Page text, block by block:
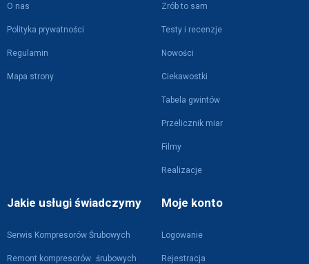
O nas
Polityka prywatności
Regulamin
Mapa strony
Zrób to sam
Testy i recenzje
Nowości
Ciekawostki
Tabela gwintów
Przelicznik miar
Filmy
Realizacje
Jakie usługi świadczymy
Serwis Kompresorów Śrubowych
Remont kompresorów śrubowych
Moje konto
Logowanie
Rejestracja